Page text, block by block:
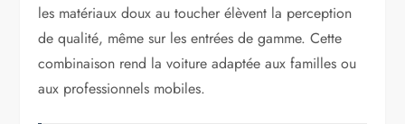
les matériaux doux au toucher élèvent la perception
de qualité, même sur les entrées de gamme. Cette
combinaison rend la voiture adaptée aux familles ou
aux professionnels mobiles.